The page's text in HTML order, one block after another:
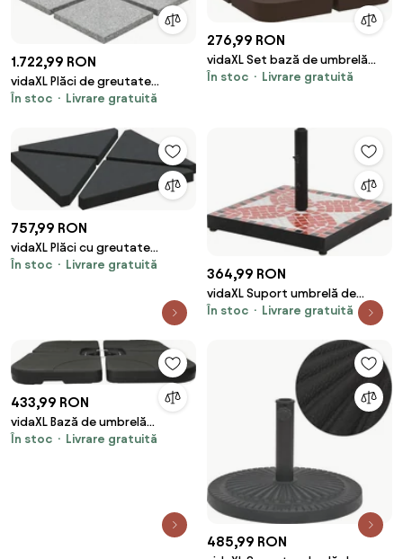
1.722,99 RON
vidaXL Plăci de greutate
umbrelă, 4 buc., gri, 100 kg,
În stoc Livrare gratuită
276,99 RON
vidaXL Set bază de umbrelă
soare 4 piese pentru suport
În stoc Livrare gratuită
757,99 RON
vidaXL Plăci cu greutate
umbrelă 4 buc Granit Negru
În stoc Livrare gratuită
364,99 RON
vidaXL Suport umbrelă de
soare, cărămiziu și alb, pătrat,
În stoc Livrare gratuită
433,99 RON
vidaXL Bază de umbrelă
portabilă umplută cu nisip /
În stoc Livrare gratuită
485,99 RON